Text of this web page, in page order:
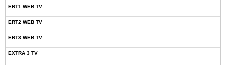
ERT1 WEB TV
ERT2 WEB TV
ERT3 WEB TV
EXTRA 3 TV